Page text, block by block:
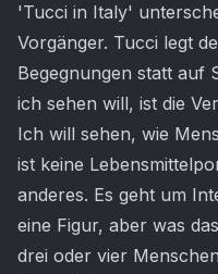
'Tucci in Italy'
Vorgänger. Tucci legt
Begegnungen statt auf
ich sehen will, ist die
Ich will sehen, wie
ist keine
anderes. Es geht um
eine Figur, aber was
drei oder vier